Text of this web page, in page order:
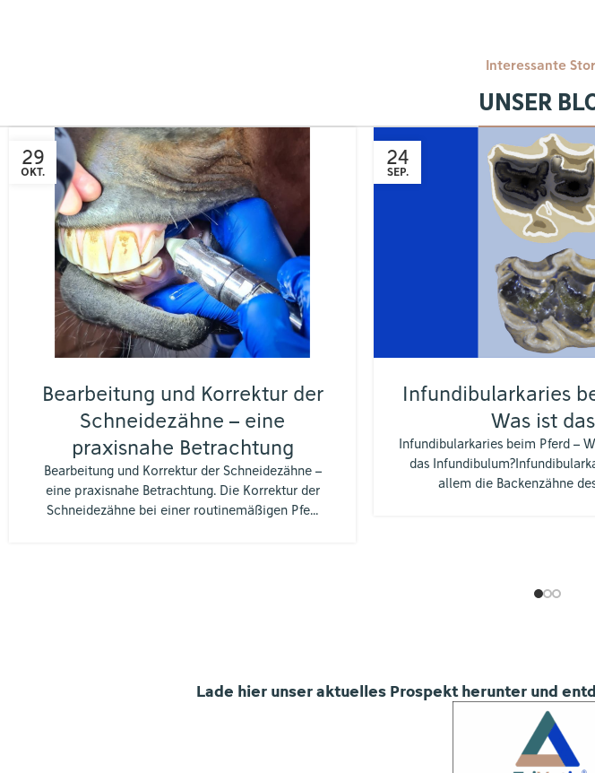
Interessante
UNSER
29
OKT.
Bearbeitung und Korrektur der
Schneidezähne – eine
praxisnahe Betrachtung
Bearbeitung und Korrektur der Schneidezähne –
eine praxisnahe Betrachtung. Die Korrektur der
Schneidezähne bei einer routinemäßigen Pfe...
24
SEP.
Infundibularkaries
Was ist
Infundibularkaries beim Pferd –
das
allem die Backenzähne
Lade hier unser aktuelles Prospekt herunter und